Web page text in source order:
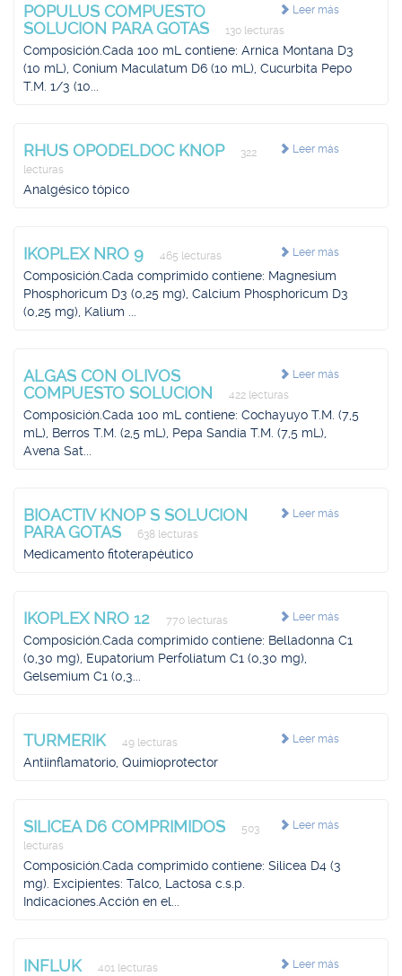
Leer más
POPULUS COMPUESTO
SOLUCION PARA GOTAS
130 lecturas
Composición.Cada 100 mL contiene: Arnica Montana D3
(10 mL), Conium Maculatum D6 (10 mL), Cucurbita Pepo
T.M. 1/3 (10...
Leer más
RHUS OPODELDOC KNOP
322
lecturas
Analgésico tópico
Leer más
IKOPLEX NRO 9 465 lecturas
Composición.Cada comprimido contiene: Magnesium
Phosphoricum D3 (0,25 mg), Calcium Phosphoricum D3
(0,25 mg), Kalium ...
Leer más
ALGAS CON OLIVOS
COMPUESTO SOLUCION
422 lecturas
Composición.Cada 100 mL contiene: Cochayuyo T.M. (7,5
mL), Berros T.M. (2,5 mL), Pepa Sandía T.M. (7,5 mL),
Avena Sat...
Leer más
BIOACTIV KNOP S SOLUCION
PARA GOTAS
638 lecturas
Medicamento fitoterapéutico
Leer más
IKOPLEX NRO 12 770 lecturas
Composición.Cada comprimido contiene: Belladonna C1
(0,30 mg), Eupatorium Perfoliatum C1 (0,30 mg),
Gelsemium C1 (0,3...
Leer más
TURMERIK 49 lecturas
Antiinflamatorio, Quimioprotector
Leer más
SILICEA D6 COMPRIMIDOS
503
lecturas
Composición.Cada comprimido contiene: Silicea D4 (3
mg). Excipientes: Talco, Lactosa c.s.p.
Indicaciones.Acción en el...
Leer más
INFLUK 401 lecturas